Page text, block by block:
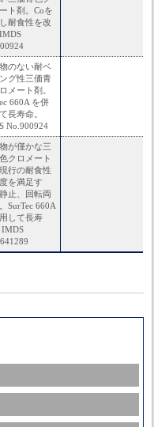
ト剤。Coを
耐食性を改
のない耐ベ
グ性三価青
メート剤。
660A を併
長寿命。
No.900924
が僅かな三
クロメート
行の耐食性
を満足す
止、回転両
SurTec 660A
して長寿
IMDS